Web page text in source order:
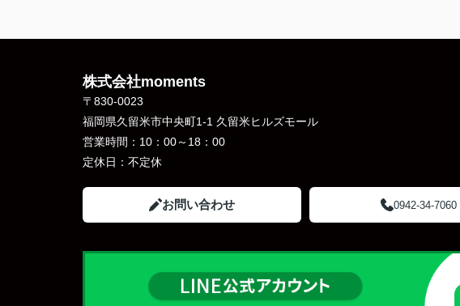
株式会社moments
〒830-0023
福岡県久留米市中央町1-1 久留米ヒルズモール
営業時間： 10：00～18：00
定休日： 不定休
お問い合わせ 0942-34-7060